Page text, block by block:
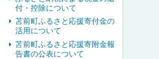
付・控除について
苫前町ふるさと応援寄付金の
活用について
苫前町ふるさと応援寄附金報
告書の公表について